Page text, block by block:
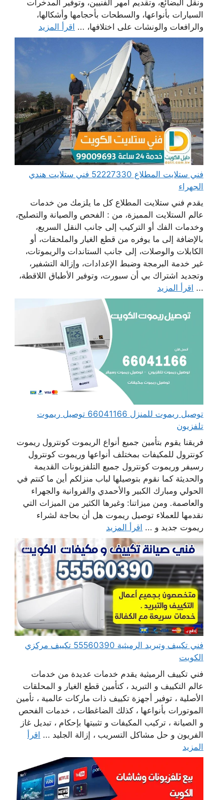
ونقل البضائع، وتقديم أمهر الفنيين، وتوفير المدخرات
السيارات بأنواعها، والسطحات بأحجامها وأشكالها،
والرافعات والونشات على اختلافها، ... اقرأ المزيد
فني ستلايت المطلاع 52227330 فني ستلايت هندي
الجهراء
يقدم فني ستلايت المطلاع كل ما يلزمك من خدمات
عالم الستلايت المميزة، من : الفحص والصيانة والتصليح،
وخدمات الفك أو التركيب إلى جانب النقل السريع،
بالإضافة إلى ما يوفره من قطع الغيار والملحقات، أو
الكابلات والوصلات، إلى جانب الستاندات والريموتات،
غير خدمة البرمجة وضبط الإعدادات، وإزالة التشفير،
وتجديد اشتراك بي أن سبورت، وتوفير الأطباق اللاقطة،
... اقرأ المزيد
توصيل ريموت للمنزل 66041166 توصيل ريموت
تلفزيون
فريقنا يقوم بتأمين جميع أنواع الريموت كونترول ريموت
كونترول للمكيفات بمختلف أنواعها وريموت كونترول
رسيفر وريموت كونترول جميع التلفزيونات القديمة
والحديثة كما نقوم بتوصيلها لباب منزلكم أين ما كنتم في
الحولي ومبارك الكبير والأحمدي والفروانية والجهراء
والعاصمة. ومن ميزاتنا: وغيرها الكثير من الميزات التي
نقدمها للعملاء توصيل ريموت هل أن بحاجة لشراء
ريموت جديد و ... اقرأ المزيد
فني تكييف وتبريد الرميثية 55560390 تكييف مركزي
الكويت
فني تكييف الرميثية يقدم خدمات عديدة من خدمات
عالم التكييف و التبريد ، كتأمين قطع الغيار و المحلقات
الأصلية ، توفير أجهزة تكييف ذات ماركات عالمية ، تأمين
الموتورات بأنواعها ، كذلك الضاغطات ، خدمات الفحص
و الصيانة ، تركيب المكيفات و تثبيتها بإحكام ، تبديل غاز
الفريون و حل مشاكل التسريب ، إزالة الجليد ... اقرأ
المزيد